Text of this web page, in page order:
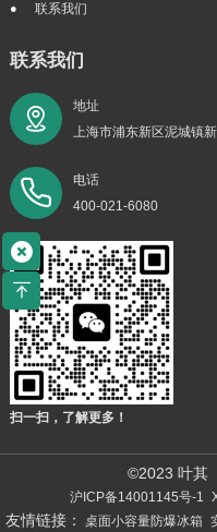
联系我们
联系我们
地址
上海市浦东新区泥城镇
电话
400-021-6080
扫一扫，了解更多！
©2023 叶其
沪ICP备14001145号-1
友情链接： 桌面小容量防爆冰箱